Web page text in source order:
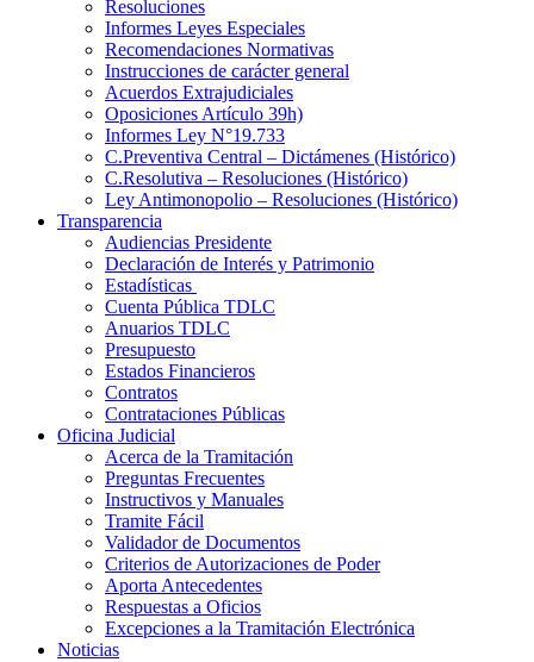
Resoluciones
Informes Leyes Especiales
Recomendaciones Normativas
Instrucciones de carácter general
Acuerdos Extrajudiciales
Oposiciones Artículo 39h)
Informes Ley N°19.733
C.Preventiva Central – Dictámenes (Histórico)
C.Resolutiva – Resoluciones (Histórico)
Ley Antimonopolio – Resoluciones (Histórico)
Transparencia
Audiencias Presidente
Declaración de Interés y Patrimonio
Estadísticas
Cuenta Pública TDLC
Anuarios TDLC
Presupuesto
Estados Financieros
Contratos
Contrataciones Públicas
Oficina Judicial
Acerca de la Tramitación
Preguntas Frecuentes
Instructivos y Manuales
Tramite Fácil
Validador de Documentos
Criterios de Autorizaciones de Poder
Aporta Antecedentes
Respuestas a Oficios
Excepciones a la Tramitación Electrónica
Noticias